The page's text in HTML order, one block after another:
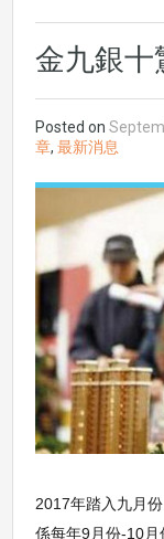
金九銀十
Posted on
章,最新消息
2017年踏入九月
係每年9月份-10